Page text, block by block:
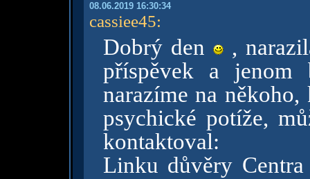
08.06.2019 16:30:34
cassiee45:
Dobrý den
,
příspěvek a
narazíme na
psychické potíže,
kontaktoval:
Linku důvěry